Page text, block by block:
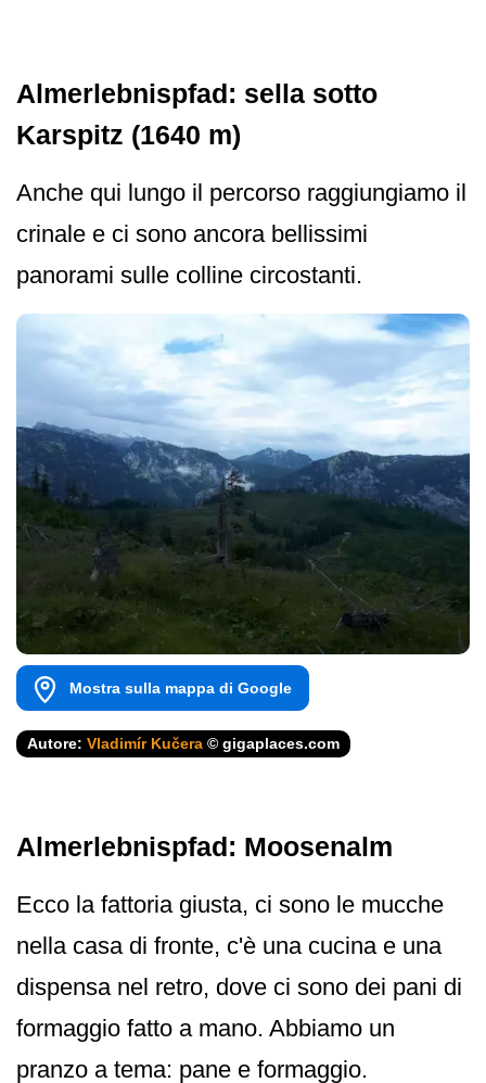
Almerlebnispfad: sella sotto
Karspitz (1640 m)
Anche qui lungo il percorso raggiungiamo il
crinale e ci sono ancora bellissimi
panorami sulle colline circostanti.
Mostra sulla mappa di Google
Autore: Vladimír Kučera © gigaplaces.com
Almerlebnispfad: Moosenalm
Ecco la fattoria giusta, ci sono le mucche
nella casa di fronte, c'è una cucina e una
dispensa nel retro, dove ci sono dei pani di
formaggio fatto a mano. Abbiamo un
pranzo a tema: pane e formaggio.